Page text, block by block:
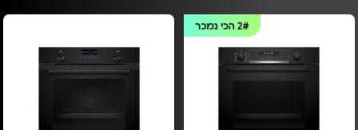
2#הכי נמכר